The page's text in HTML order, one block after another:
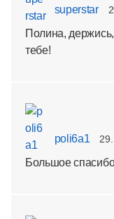
superstar
Полина,
тебе!
poli6a1
Большое